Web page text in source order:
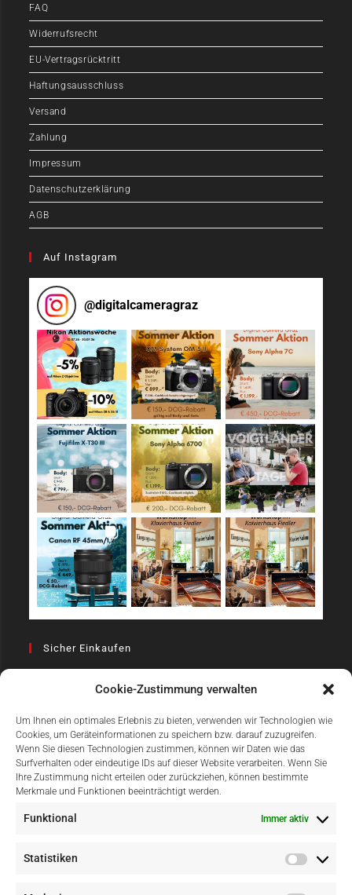
Cookie-Zustimmung verwalten
Um Ihnen ein optimales Erlebnis zu bieten, verwenden wir Technologien wie
Cookies, um Geräteinformationen zu speichern bzw. darauf zuzugreifen.
Wenn Sie diesen Technologien zustimmen, können wir Daten wie das
Surfverhalten oder eindeutige IDs auf dieser Website verarbeiten. Wenn Sie
Ihre Zustimmung nicht erteilen oder zurückziehen, können bestimmte
Merkmale und Funktionen beeinträchtigt werden.
Funktional Immer aktiv
Statistiken
FAQ
Widerrufsrecht
EU-Vertragsrücktritt
Haftungsausschluss
Versand
Zahlung
Impressum
Datenschutzerklärung
AGB
Auf Instagram
@digitalcameragraz
Sicher Einkaufen
Einfach Online Bezahlen